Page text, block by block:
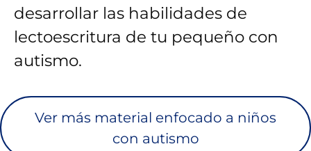
desarrollar las habilidades de
lectoescritura de tu pequeño con
autismo.
Ver más material enfocado a niños
con autismo